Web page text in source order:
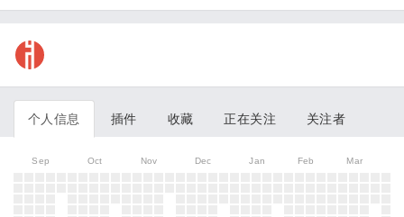
个人信息 插件 收藏 正在关注 关注者
Sep Oct Nov Dec Jan Feb Mar